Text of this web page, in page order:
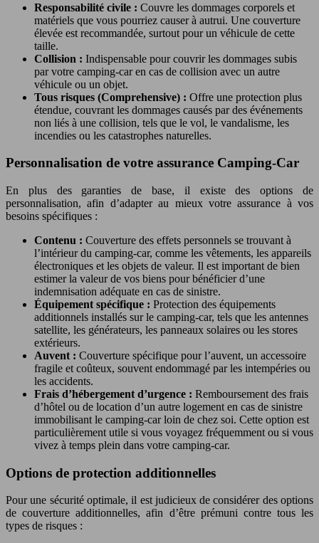
Responsabilité civile : Couvre les dommages corporels et
matériels que vous pourriez causer à autrui. Une couverture
élevée est recommandée, surtout pour un véhicule de cette
taille.
Collision : Indispensable pour couvrir les dommages subis
par votre camping-car en cas de collision avec un autre
véhicule ou un objet.
Tous risques (Comprehensive) : Offre une protection plus
étendue, couvrant les dommages causés par des événements
non liés à une collision, tels que le vol, le vandalisme, les
incendies ou les catastrophes naturelles.
Personnalisation de votre assurance Camping-Car
En plus des garanties de base, il existe des options de
personnalisation, afin d’adapter au mieux votre assurance à vos
besoins spécifiques :
Contenu : Couverture des effets personnels se trouvant à
l’intérieur du camping-car, comme les vêtements, les appareils
électroniques et les objets de valeur. Il est important de bien
estimer la valeur de vos biens pour bénéficier d’une
indemnisation adéquate en cas de sinistre.
Équipement spécifique : Protection des équipements
additionnels installés sur le camping-car, tels que les antennes
satellite, les générateurs, les panneaux solaires ou les stores
extérieurs.
Auvent : Couverture spécifique pour l’auvent, un accessoire
fragile et coûteux, souvent endommagé par les intempéries ou
les accidents.
Frais d’hébergement d’urgence : Remboursement des frais
d’hôtel ou de location d’un autre logement en cas de sinistre
immobilisant le camping-car loin de chez soi. Cette option est
particulièrement utile si vous voyagez fréquemment ou si vous
vivez à temps plein dans votre camping-car.
Options de protection additionnelles
Pour une sécurité optimale, il est judicieux de considérer des options
de couverture additionnelles, afin d’être prémuni contre tous les
types de risques :